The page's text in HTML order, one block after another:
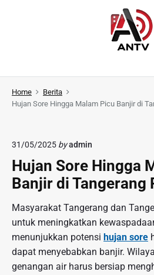
o
A
N
Home
Berita
Hujan Sore Hingga Malam Picu Banjir di
31/05/2025 byadmin
Hujan Sore Hingga
Banjir di Tangerang
Masyarakat Tangerang dan
untuk meningkatkan
menunjukkan potensi hujan sore
dapat menyebabkan banjir.
genangan air harus bersiap